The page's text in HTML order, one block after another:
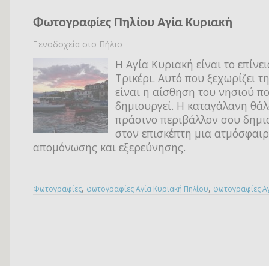
Φωτογραφίες Πηλίου Αγία Κυριακή
Ξενοδοχεία στο Πήλιο
Η Αγία Κυριακή είναι το
Τρικέρι. Αυτό που ξεχωρίζει
είναι η αίσθηση του νησιού
δημιουργεί. Η καταγάλανη
πράσινο περιβάλλον σου
στον επισκέπτη μια
απομόνωσης και εξερεύνησης.
Φωτογραφίες, φωτογραφίες Αγία Κυριακή Πηλίου, φωτογραφίες